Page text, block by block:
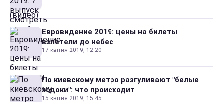
Евровидение 2019: цены на билеты
взлетели до небес
17 квітня 2019, 12:20
По киевскому метро разгуливают "белые
ходоки": что происходит
15 квітня 2019, 15:45